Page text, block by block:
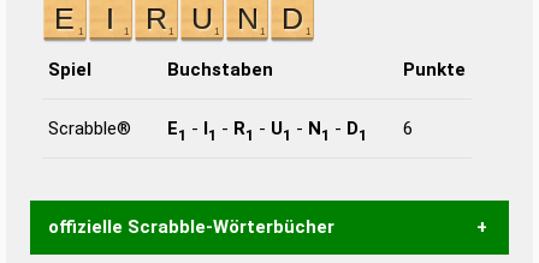
Spiel Buchstaben Punkte
Scrabble® E1 - I1 - R1 - U1 - N1 - D1 6
offizielle Scrabble-Wörterbücher